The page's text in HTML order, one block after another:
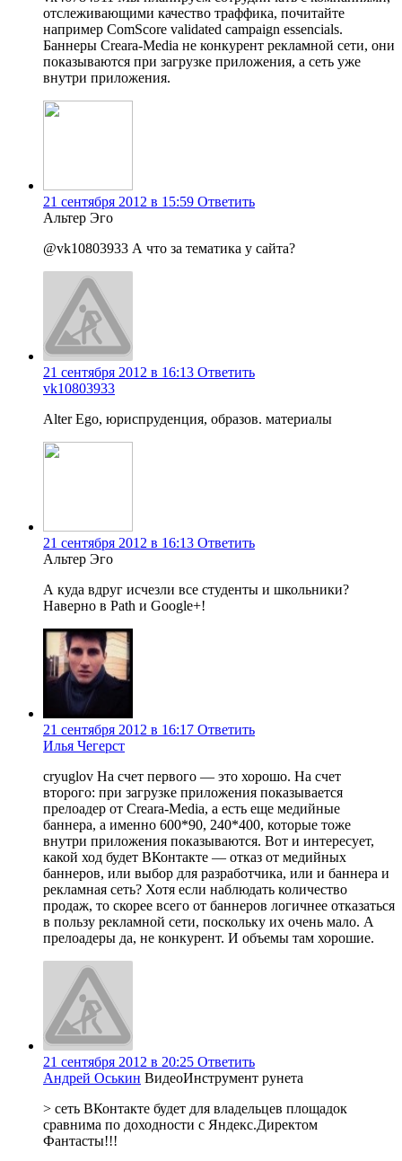
отслеживающими качество траффика, почитайте
например ComScore validated campaign essencials.
Баннеры Creara-Media не конкурент рекламной сети, они
показываются при загрузке приложения, а сеть уже
внутри приложения.
21 сентября 2012 в 15:59 Ответить
Альтер Эго
@vk10803933 А что за тематика у сайта?
21 сентября 2012 в 16:13 Ответить
vk10803933
Alter Ego, юриспруденция, образов. материалы
21 сентября 2012 в 16:13 Ответить
Альтер Эго
А куда вдруг исчезли все студенты и школьники?
Наверно в Path и Google+!
21 сентября 2012 в 16:17 Ответить
Илья Чегерст
cryuglov На счет первого — это хорошо. На счет
второго: при загрузке приложения показывается
прелоадер от Creara-Media, а есть еще медийные
баннера, а именно 600*90, 240*400, которые тоже
внутри приложения показываются. Вот и интересует,
какой ход будет ВКонтакте — отказ от медийных
баннеров, или выбор для разработчика, или и баннера и
рекламная сеть? Хотя если наблюдать количество
продаж, то скорее всего от баннеров логичнее отказаться
в пользу рекламной сети, поскольку их очень мало. А
прелоадеры да, не конкурент. И объемы там хорошие.
21 сентября 2012 в 20:25 Ответить
Андрей Оськин ВидеоИнструмент рунета
> сеть ВКонтакте будет для владельцев площадок
сравнима по доходности с Яндекс.Директом
Фантасты!!!